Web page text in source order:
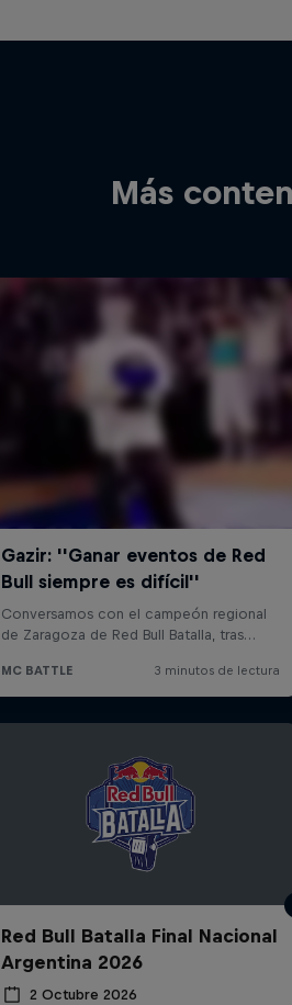
Más
Red Bull Batalla Final Nacional
Argentina 2026
2 Octubre 2026